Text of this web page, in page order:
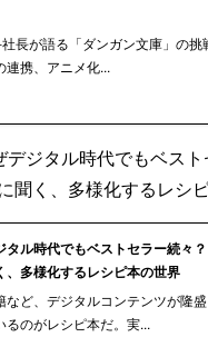
長が語る「ダンガン文庫」の挑
連携、アニメ化...
ジタル時代でもベスト
聞く、多様化するレシ
タル時代でもベストセラー続々
、多様化するレシピ本の世界
など、デジタルコンテンツが隆
るのがレシピ本だ。実...